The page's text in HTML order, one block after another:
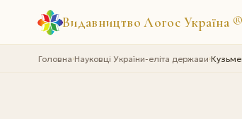
Видавництво Логос Україна ®
Головна›Науковці України-еліта держави›